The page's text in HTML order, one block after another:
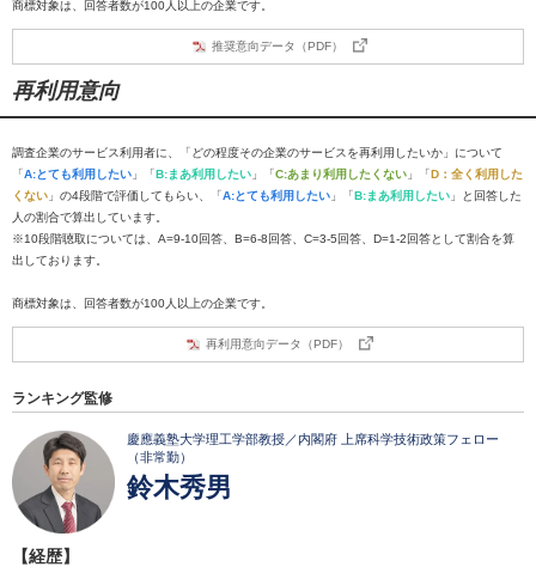
商標対象は、回答者数が100人以上の企業です。
推奨意向データ（PDF）
再利用意向
調査企業のサービス利用者に、「どの程度その企業のサービスを再利用したいか」について
「A:とても利用したい 」「B:まあ利用したい 」「C:あまり利用したくない 」「D：全く利用した
くない 」の4段階で評価してもらい、「A:とても利用したい 」「B:まあ利用したい 」と回答した
人の割合で算出しています。
※10段階聴取については、A=9-10回答、B=6-8回答、C=3-5回答、D=1-2回答として割合を算
出しております。
商標対象は、回答者数が100人以上の企業です。
再利用意向データ（PDF）
ランキング監修
慶應義塾大学理工学部教授／内閣府 上席科学技術政策フェロー
（非常勤）
鈴木秀男
【経歴】